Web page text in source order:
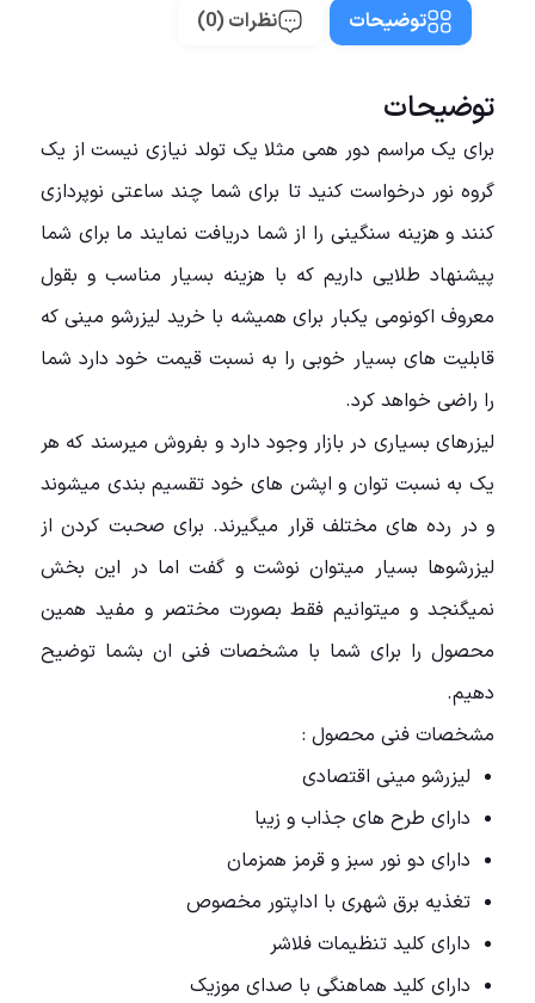
توضیحات نظرات (0)
توضیحات
برای یک مراسم دور همی مثلا یک تولد نیازی نیست از یک
گروه نور درخواست کنید تا برای شما چند ساعتی نوپردازی
کنند و هزینه سنگینی را از شما دریافت نمایند ما برای شما
پیشنهاد طلایی داریم که با هزینه بسیار مناسب و بقول
معروف اکونومی یکبار برای همیشه با خرید لیزرشو مینی که
قابلیت های بسیار خوبی را به نسبت قیمت خود دارد شما
را راضی خواهد کرد.
لیزرهای بسیاری در بازار وجود دارد و بفروش میرسند که هر
یک به نسبت توان و اپشن های خود تقسیم بندی میشوند
و در رده های مختلف قرار میگیرند. برای صحبت کردن از
لیزرشوها بسیار میتوان نوشت و گفت اما در این بخش
نمیگنجد و میتوانیم فقط بصورت مختصر و مفید همین
محصول را برای شما با مشخصات فنی ان بشما توضیح
دهیم.
مشخصات فنی محصول :
لیزرشو مینی اقتصادی
دارای طرح های جذاب و زیبا
دارای دو نور سبز و قرمز همزمان
تغذیه برق شهری با اداپتور مخصوص
دارای کلید تنظیمات فلاشر
دارای کلید هماهنگی با صدای موزیک